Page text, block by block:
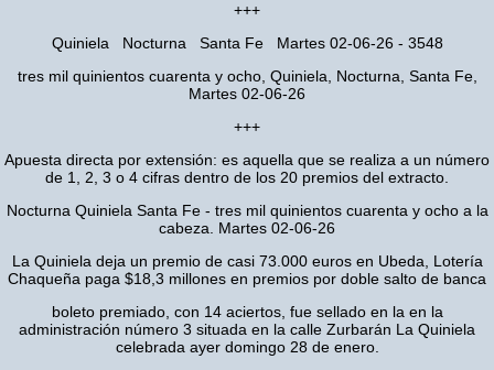
+++
Quiniela Nocturna Santa Fe Martes 02-06-26 - 3548
tres mil quinientos cuarenta y ocho, Quiniela, Nocturna, Santa Fe,
Martes 02-06-26
+++
Apuesta directa por extensión: es aquella que se realiza a un número
de 1, 2, 3 o 4 cifras dentro de los 20 premios del extracto.
Nocturna Quiniela Santa Fe - tres mil quinientos cuarenta y ocho a la
cabeza. Martes 02-06-26
La Quiniela deja un premio de casi 73.000 euros en Ubeda, Lotería
Chaqueña paga $18,3 millones en premios por doble salto de banca
boleto premiado, con 14 aciertos, fue sellado en la en la
administración número 3 situada en la calle Zurbarán La Quiniela
celebrada ayer domingo 28 de enero.